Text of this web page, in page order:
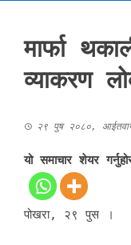
मार्फा
व्याकरण
२९ पुष २०८०,
यो समाचार शेयर
पोखरा, २९ पुस ।